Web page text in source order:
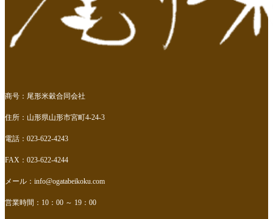
商号：尾形米穀合同会社
住所：山形県山形市宮町4-24-3
電話：023-622-4243
FAX：023-622-4244
メール： info@ogatabeikoku.com
営業時間：10：00 ～ 19：00